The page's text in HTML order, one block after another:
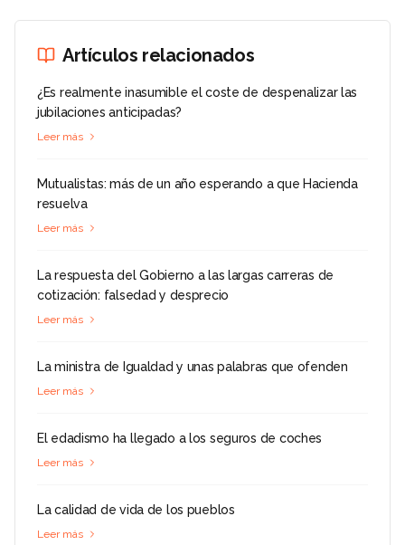
Artículos relacionados
¿Es realmente inasumible el coste de despenalizar las
jubilaciones anticipadas?
Leer más
Mutualistas: más de un año esperando a que Hacienda
resuelva
Leer más
La respuesta del Gobierno a las largas carreras de
cotización: falsedad y desprecio
Leer más
La ministra de Igualdad y unas palabras que ofenden
Leer más
El edadismo ha llegado a los seguros de coches
Leer más
La calidad de vida de los pueblos
Leer más